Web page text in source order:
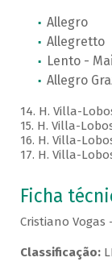
Allegro
Allegretto
Lento -
Allegro
14. H. Villa-
15. H. Villa-
16. H. Villa-
17. H. Villa-
Ficha
Cristiano Vogas
Classificação: